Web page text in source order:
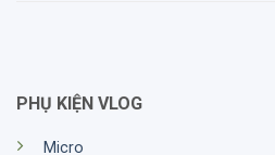
PHỤ KIỆN VLOG
Micro